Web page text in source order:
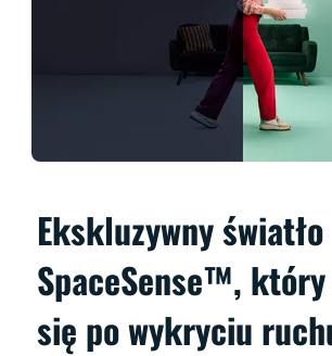
Ekskluzywny światło
SpaceSense™, który
się po wykryciu